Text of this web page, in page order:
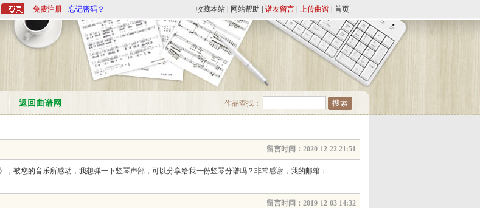
免费注册 忘记密码？ 收藏本站 网站帮助 谱友留言 上传曲谱 首页
作品查找：
返回曲谱网
留言时间：2020-12-22 21:51
被您的音乐所感动，我想弹一下竖琴声部，可以分享给我一份竖琴分谱吗？非常感谢，我的邮箱：
留言时间：2019-12-03 14:32